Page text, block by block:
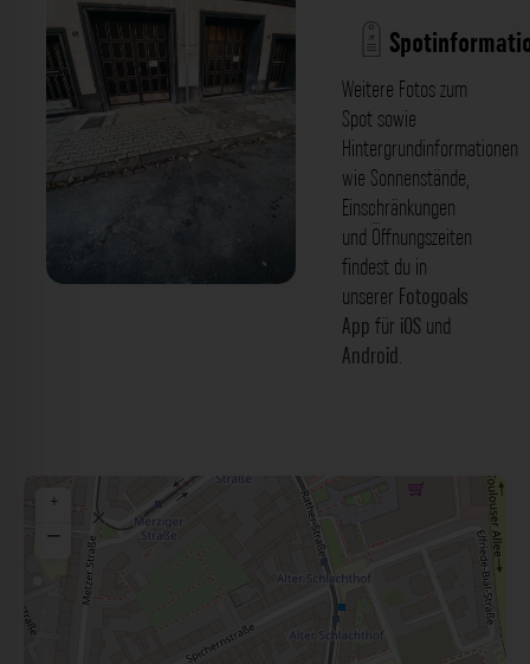
Weitere Fotos zum
Spot sowie
Hintergrundinformationen
wie Sonnenstände,
Einschränkungen
und Öffnungszeiten
findest du in
unserer Fotogoals
App für iOS und
Android.
+
−